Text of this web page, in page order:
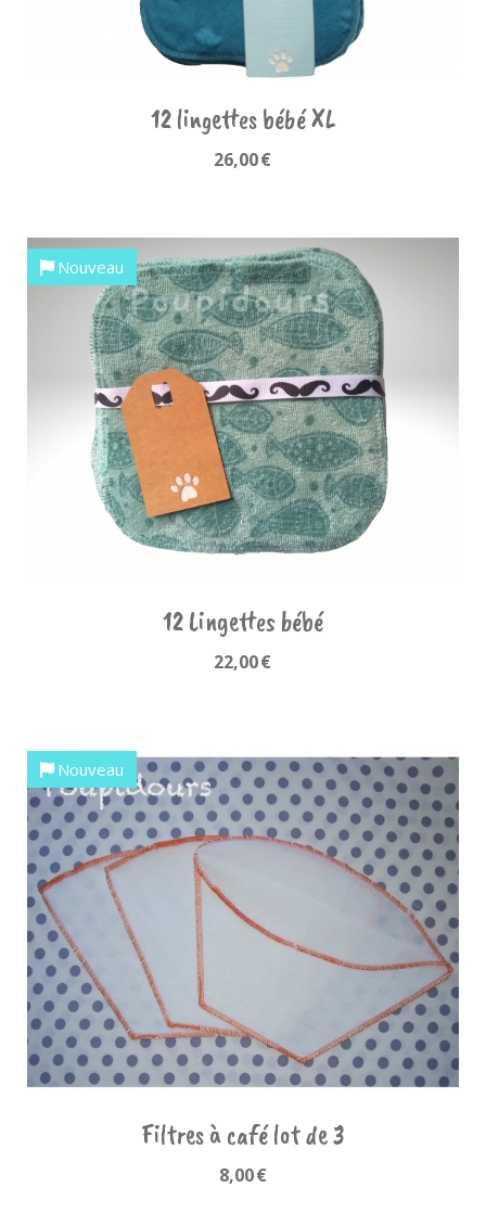
12 lingettes bébé XL
26,00€
Nouveau
12 Lingettes bébé
22,00€
Nouveau
Filtres à café lot de 3
8,00€